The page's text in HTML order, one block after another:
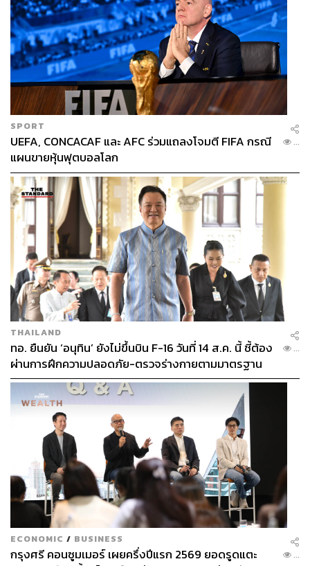
SPORT
UEFA, CONCACAF และ AFC ร่วมแถลงโจมตี FIFA กรณี
แผนขายหุ้นฟุตบอลโลก
...
THAILAND
ทอ. ยืนยัน ‘อนุทิน’ ยังไม่ขึ้นบิน F-16 วันที่ 14 ส.ค. นี้ ชี้ต้อง
ผ่านการฝึกความปลอดภัย-ตรวจร่างกายตามมาตรฐาน
ก่อน
...
ECONOMIC / BUSINESS
กรุงศรี คอนซูมเมอร์ เผยครึ่งปีแรก 2569 ยอดรูดแตะ
...